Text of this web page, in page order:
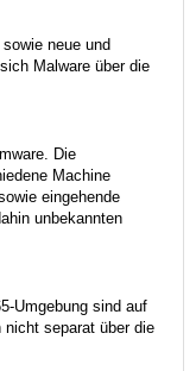
neue und
Malware über die
Die
Machine
eingehende
unbekannten
Umgebung sind auf
separat über die